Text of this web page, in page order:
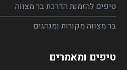
טיפים להזמנת הדרכת בר מצווה
בר מצווה מקורות ומנהגים
טיפים ומאמרים